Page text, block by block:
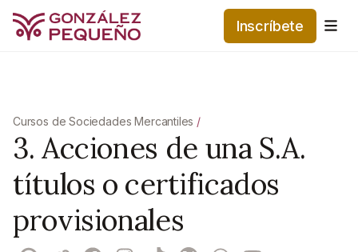
Inscríbete
Cursos de Sociedades Mercantiles /
3. Acciones de una S.A.
títulos o certificados
provisionales